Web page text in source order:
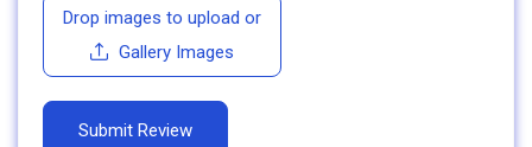
Drop images to upload or
Gallery Images